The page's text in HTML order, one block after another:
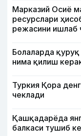
Марказий Осиё
ресурслари
режасини ишлаб
Болаларда
нима қилиш
Туркия Қора
чеклади
Қашқадарёда
балкаси тушиб